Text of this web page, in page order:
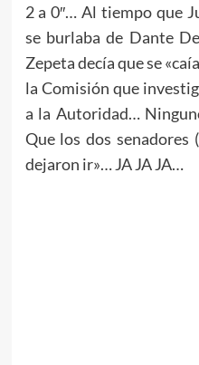
2 a 0″… Al tiempo que
se burlaba de Dante
Zepeta decía que se
la Comisión que
a la Autoridad…
Que los dos senadores
dejaron ir»… JA JA JA…